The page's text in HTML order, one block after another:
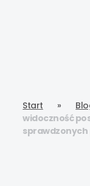
Start »
widoczność